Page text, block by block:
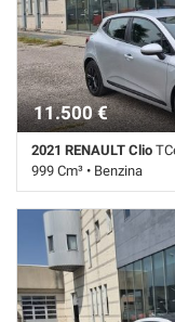
Riconoscimento dei
pioggia • Sensori di
laterali elettrici
11.500 €
2021 RENAULT Clio
999 Cm³ • Benzina
72.000 Km • Cambio
Airbag • Airbag laterali
Autoradio digitale •
centralizzata •
Controllo trazione •
d'emergenza assistita